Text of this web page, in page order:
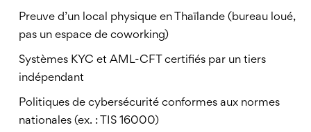
Preuve d’un local physique en Thaïlande (bureau loué,
pas un espace de coworking)
Systèmes KYC et AML-CFT certifiés par un tiers
indépendant
Politiques de cybersécurité conformes aux normes
nationales (ex. : TIS 16000)